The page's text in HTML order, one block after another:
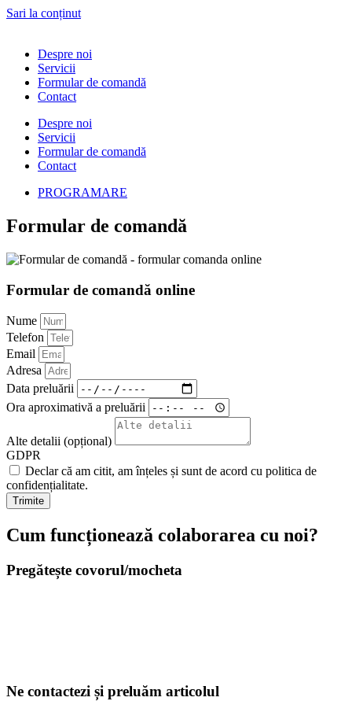
Sari la conținut
Despre noi
Servicii
Formular de comandă
Contact
Despre noi
Servicii
Formular de comandă
Contact
PROGRAMARE
Formular de comandă
Formular de comandă online
Nume
Telefon
Email
Adresa
Data preluării
Ora aproximativă a preluării
Alte detalii (opțional)
GDPR
Declar că am citit, am înțeles și sunt de acord cu politica de
confidențialitate.
Trimite
Cum funcționează colaborarea cu noi?
Pregătește covorul/mocheta
Ne contactezi și preluăm articolul